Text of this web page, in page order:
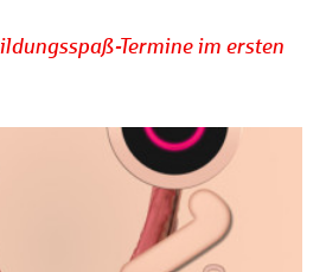
Termine im ersten